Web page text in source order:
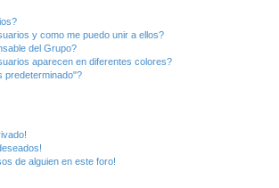
y como me puedo unir a ellos?
del Grupo?
aparecen en diferentes colores?
predeterminado"?
de alguien en este foro!